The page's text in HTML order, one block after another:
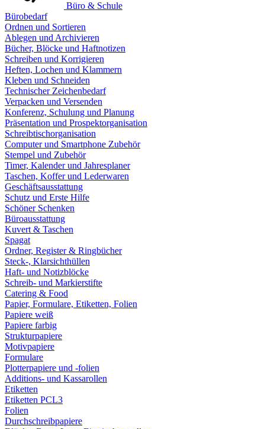
Büro & Schule
Bürobedarf
Ordnen und Sortieren
Ablegen und Archivieren
Bücher, Blöcke und Haftnotizen
Schreiben und Korrigieren
Heften, Lochen und Klammern
Kleben und Schneiden
Technischer Zeichenbedarf
Verpacken und Versenden
Konferenz, Schulung und Planung
Präsentation und Prospektorganisation
Schreibtischorganisation
Computer und Smartphone Zubehör
Stempel und Zubehör
Timer, Kalender und Jahresplaner
Taschen, Koffer und Lederwaren
Geschäftsausstattung
Schutz und Erste Hilfe
Schöner Schenken
Büroausstattung
Kuvert & Taschen
Spagat
Ordner, Register & Ringbücher
Steck-, Klarsichthüllen
Haft- und Notizblöcke
Schreib- und Markierstifte
Catering & Food
Papier, Formulare, Etiketten, Folien
Papiere weiß
Papiere farbig
Strukturpapiere
Motivpapiere
Formulare
Plotterpapiere und -folien
Additions- und Kassarollen
Etiketten
Etiketten PCL3
Folien
Durchschreibpapiere